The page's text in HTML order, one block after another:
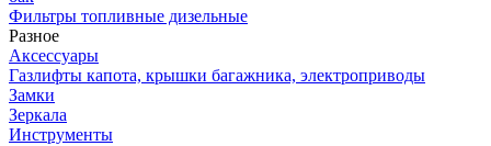
Фильтры топливные дизельные
Разное
Аксесcуары
Газлифты капота, крышки багажника, электроприводы
Замки
Зеркала
Инструменты